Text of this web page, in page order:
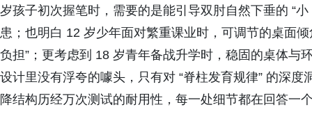
岁孩子初次握笔时，需要的是能引导双肘自然下垂的 “
患；也明白 12 岁少年面对繁重课业时，可调节的桌面
负担”；更考虑到 18 岁青年备战升学时，稳固的桌体与
设计里没有浮夸的噱头，只有对 “脊柱发育规律” 的深
降结构历经万次测试的耐用性，每一处细节都在回答一